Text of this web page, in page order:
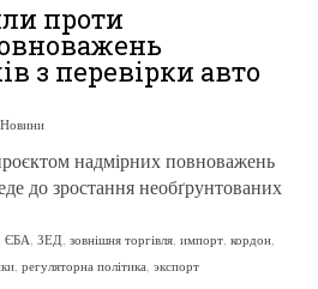
проти
з перевірки авто
Новини
надмірних повноважень
до зростання необґрунтованих
ЄБА, ЗЕД, зовнішня торгівля, импорт, кордон,
, регуляторна політика, экспорт